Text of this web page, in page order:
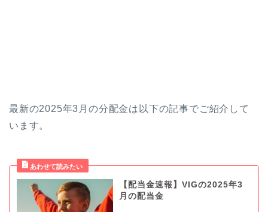
最新の2025年3月の分配金は以下の記事でご紹介して
います。
【配当金速報】VIGの2025年3
月の配当金